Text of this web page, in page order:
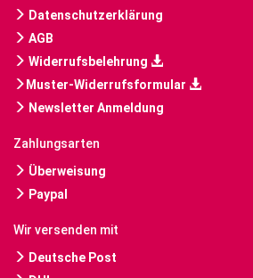
Datenschutzerklärung
AGB
Widerrufsbelehrung
Muster-Widerrufsformular
Newsletter Anmeldung
Zahlungsarten
Überweisung
Paypal
Wir versenden mit
Deutsche Post